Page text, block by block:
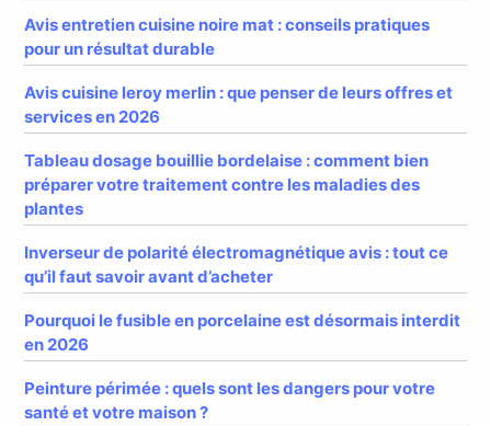
Avis entretien cuisine noire mat : conseils pratiques
pour un résultat durable
Avis cuisine leroy merlin : que penser de leurs offres et
services en 2026
Tableau dosage bouillie bordelaise : comment bien
préparer votre traitement contre les maladies des
plantes
Inverseur de polarité électromagnétique avis : tout ce
qu’il faut savoir avant d’acheter
Pourquoi le fusible en porcelaine est désormais interdit
en 2026
Peinture périmée : quels sont les dangers pour votre
santé et votre maison ?